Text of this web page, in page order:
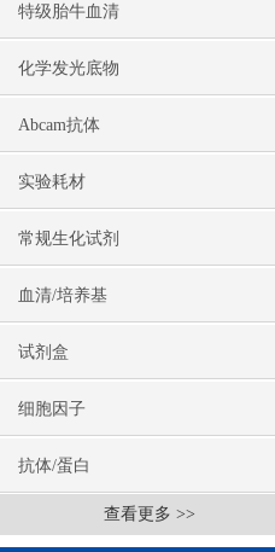
特级胎牛血清
化学发光底物
Abcam抗体
实验耗材
常规生化试剂
血清/培养基
试剂盒
细胞因子
抗体/蛋白
查看更多 >>